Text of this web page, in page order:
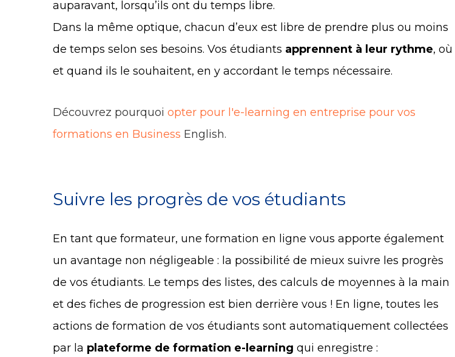
auparavant, lorsqu’ils ont du temps libre.
Dans la même optique, chacun d’eux est libre de prendre plus ou moins
de temps selon ses besoins. Vos étudiants apprennent à leur rythme, où
et quand ils le souhaitent, en y accordant le temps nécessaire.
Découvrez pourquoi opter pour l'e-learning en entreprise pour vos
formations en Business English.
Suivre les progrès de vos étudiants
En tant que formateur, une formation en ligne vous apporte également
un avantage non négligeable : la possibilité de mieux suivre les progrès
de vos étudiants. Le temps des listes, des calculs de moyennes à la main
et des fiches de progression est bien derrière vous ! En ligne, toutes les
actions de formation de vos étudiants sont automatiquement collectées
par la plateforme de formation e-learning qui enregistre :